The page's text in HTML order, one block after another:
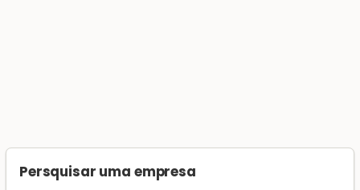
Persquisar uma empresa